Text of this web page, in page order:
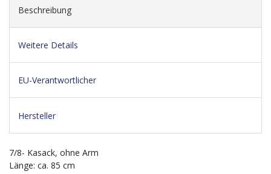
Beschreibung
Weitere Details
EU-Verantwortlicher
Hersteller
7/8- Kasack, ohne Arm
Länge: ca. 85 cm